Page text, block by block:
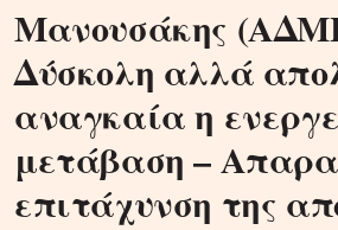
Μανουσάκης
Δύσκολη αλλά
αναγκαία η
μετάβαση –
επιτάχυνση της